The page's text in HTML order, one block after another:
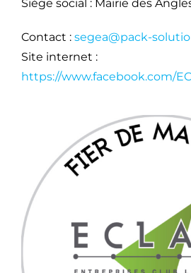
Contact
Siège social : Mairie des
Contact : segea@pack-
Site internet :
https://www.facebook.com/